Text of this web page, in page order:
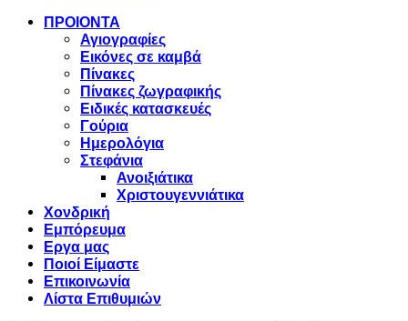
ΠΡΟΙΟΝΤΑ
Αγιογραφίες
Εικόνες σε καμβά
Πίνακες
Πίνακες ζωγραφικής
Ειδικές κατασκευές
Γούρια
Ημερολόγια
Στεφάνια
Ανοιξιάτικα
Χριστουγεννιάτικα
Χονδρική
Εμπόρευμα
Εργα μας
Ποιοί Είμαστε
Επικοινωνία
Λίστα Επιθυμιών